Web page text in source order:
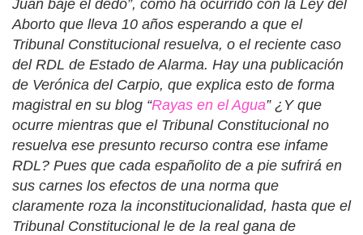
Juan baje el dedo”, como ha ocurrido con la Ley del
Aborto que lleva 10 años esperando a que el
Tribunal Constitucional resuelva, o el reciente caso
del RDL de Estado de Alarma. Hay una publicación
de Verónica del Carpio, que explica esto de forma
magistral en su blog “Rayas en el Agua” ¿Y que
ocurre mientras que el Tribunal Constitucional no
resuelva ese presunto recurso contra ese infame
RDL? Pues que cada españolito de a pie sufrirá en
sus carnes los efectos de una norma que
claramente roza la inconstitucionalidad, hasta que el
Tribunal Constitucional le de la real gana de